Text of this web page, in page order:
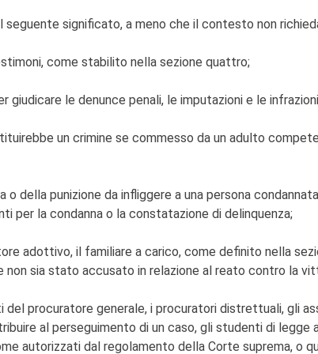
significato, a meno che il contesto non
come stabilito nella sezione quattro;
le denunce penali, le imputazioni e le
un crimine se commesso da un adulto
o della punizione da infliggere a una persona
la condanna o la constatazione di delinquenza;
adottivo, il familiare a carico, come definito nella
sia stato accusato in relazione al reato contro la
del procuratore generale, i procuratori distrettuali, gli
al perseguimento di un caso, gli studenti di
autorizzati dal regolamento della Corte suprema, o